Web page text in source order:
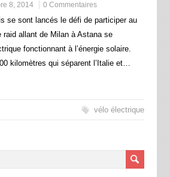
8, 2014 0 Commentaires
se sont lancés le défi de participer au
raid allant de Milan à Astana se
fonctionnant à l’énergie solaire.
kilomètres qui séparent l’Italie et…
vélo électrique